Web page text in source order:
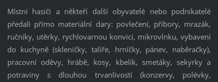
Místní hasiči a někteří další obyvatelé nebo podnikatelé
předali přímo materiální dary: povlečení, příbory, mrazák,
ručníky, utěrky, rychlovarnou konvici, mikrovlnku, vybavení
do kuchyně (skleničky, talíře, hrníčky, pánev, naběračky),
pracovní oděvy, hrábě, kosy, kbelík, smetáky, sekyrky a
potraviny s dlouhou trvanlivostí (konzervy, polévky,